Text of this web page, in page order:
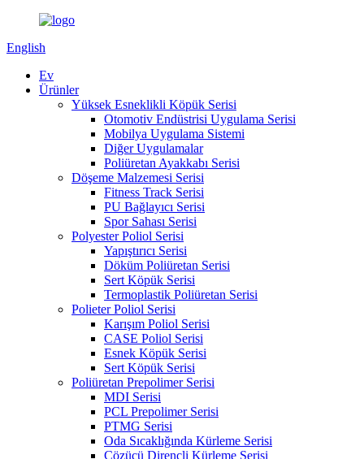
English
Ev
Ürünler
Yüksek Esneklikli Köpük Serisi
Otomotiv Endüstrisi Uygulama Serisi
Mobilya Uygulama Sistemi
Diğer Uygulamalar
Poliüretan Ayakkabı Serisi
Döşeme Malzemesi Serisi
Fitness Track Serisi
PU Bağlayıcı Serisi
Spor Sahası Serisi
Polyester Poliol Serisi
Yapıştırıcı Serisi
Döküm Poliüretan Serisi
Sert Köpük Serisi
Termoplastik Poliüretan Serisi
Polieter Poliol Serisi
Karışım Poliol Serisi
CASE Poliol Serisi
Esnek Köpük Serisi
Sert Köpük Serisi
Poliüretan Prepolimer Serisi
MDI Serisi
PCL Prepolimer Serisi
PTMG Serisi
Oda Sıcaklığında Kürleme Serisi
Çözücü Dirençli Kürleme Serisi